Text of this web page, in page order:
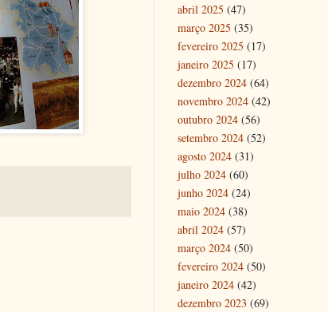
abril 2025 (47)
março 2025 (35)
fevereiro 2025 (17)
janeiro 2025 (17)
dezembro 2024 (64)
novembro 2024 (42)
outubro 2024 (56)
setembro 2024 (52)
agosto 2024 (31)
julho 2024 (60)
junho 2024 (24)
maio 2024 (38)
abril 2024 (57)
março 2024 (50)
fevereiro 2024 (50)
janeiro 2024 (42)
dezembro 2023 (69)